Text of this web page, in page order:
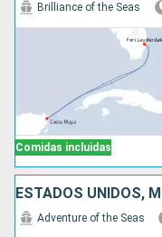
Comidas incluidas
Brilliance of the Seas
ESTADOS UNIDOS,
Adventure of the Seas